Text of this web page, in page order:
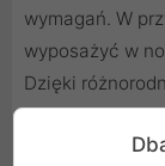
wymagań. W
wyposażyć w
Dzięki
powłokom
również